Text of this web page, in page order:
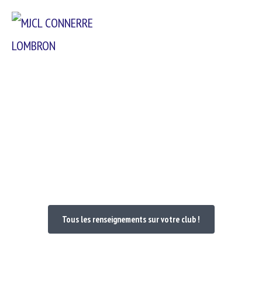
Passer
Tous les renseignements sur votre club !